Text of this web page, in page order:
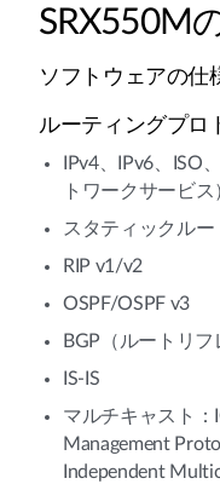
SRX550M
ソフトウェアの仕
ルーティングプロ
IPv4、IPv6、ISO
トワークサービス
スタティックルー
RIP v1/v2
OSPF/OSPF v3
BGP（ルートリフ
IS-IS
マルチキャスト
Management
Independent